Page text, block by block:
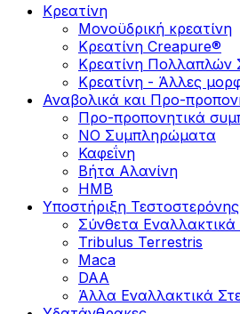
Κρεατίνη
Μονοϋδρική κρεατίνη
Κρεατίνη Creapure®
Κρεατίνη Πολλαπλών
Κρεατίνη - Άλλες
Αναβολικά και Προ-
Προ-προπονητικά
ΝΟ Συμπληρώματα
Καφεΐνη
Βήτα Αλανίνη
HMB
Υποστήριξη Τεστοστερόνης
Σύνθετα Εναλλακτικά
Tribulus Terrestris
Maca
DAA
Άλλα Εναλλακτικά